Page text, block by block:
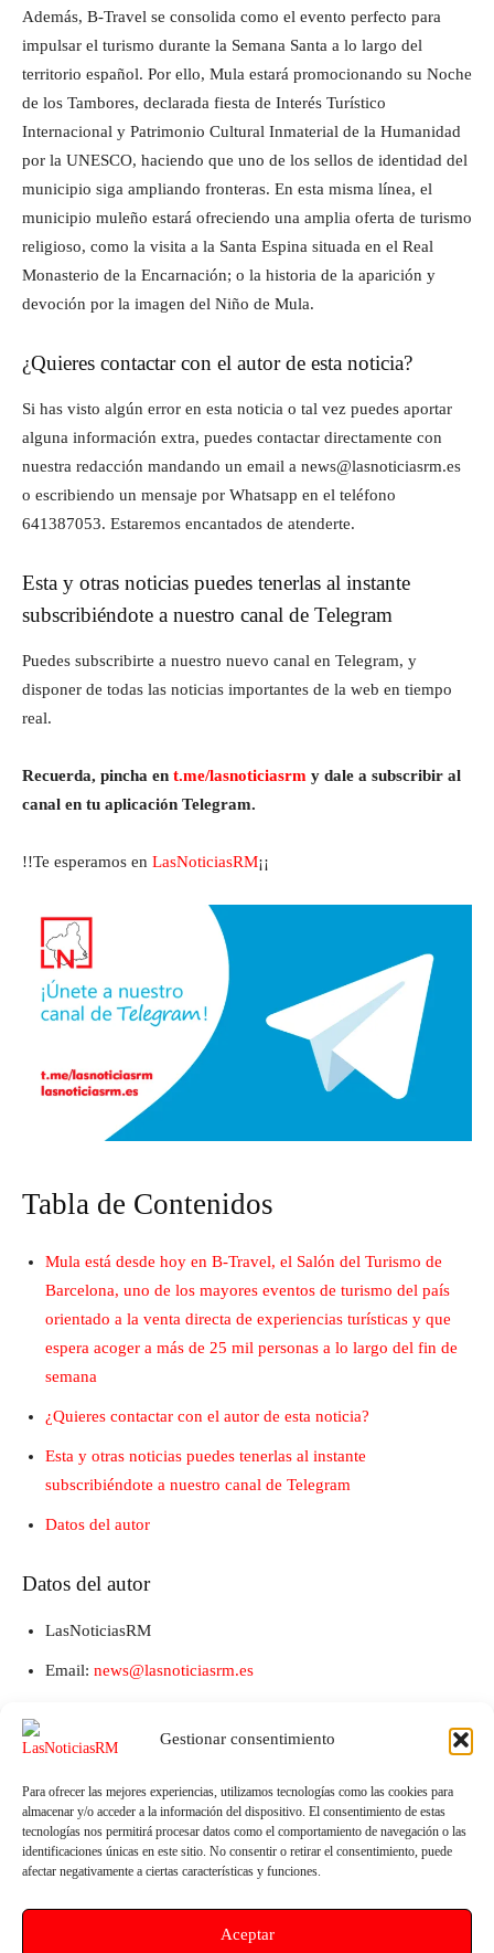
Gestionar consentimiento
Para ofrecer las mejores experiencias, utilizamos tecnologías como las cookies para
almacenar y/o acceder a la información del dispositivo. El consentimiento de estas
tecnologías nos permitirá procesar datos como el comportamiento de navegación o las
identificaciones únicas en este sitio. No consentir o retirar el consentimiento, puede
afectar negativamente a ciertas características y funciones.
Aceptar
Además, B-Travel se consolida como el evento perfecto para
impulsar el turismo durante la Semana Santa a lo largo del
territorio español. Por ello, Mula estará promocionando su Noche
de los Tambores, declarada fiesta de Interés Turístico
Internacional y Patrimonio Cultural Inmaterial de la Humanidad
por la UNESCO, haciendo que uno de los sellos de identidad del
municipio siga ampliando fronteras. En esta misma línea, el
municipio muleño estará ofreciendo una amplia oferta de turismo
religioso, como la visita a la Santa Espina situada en el Real
Monasterio de la Encarnación; o la historia de la aparición y
devoción por la imagen del Niño de Mula.
¿Quieres contactar con el autor de esta noticia?
Si has visto algún error en esta noticia o tal vez puedes aportar
alguna información extra, puedes contactar directamente con
nuestra redacción mandando un email a news@lasnoticiasrm.es
o escribiendo un mensaje por Whatsapp en el teléfono
641387053. Estaremos encantados de atenderte.
Esta y otras noticias puedes tenerlas al instante
subscribiéndote a nuestro canal de Telegram
Puedes subscribirte a nuestro nuevo canal en Telegram, y
disponer de todas las noticias importantes de la web en tiempo
real.
Recuerda, pincha en t.me/lasnoticiasrm y dale a subscribir al
canal en tu aplicación Telegram.
!!Te esperamos en LasNoticiasRM¡¡
Tabla de Contenidos
Mula está desde hoy en B-Travel, el Salón del Turismo de
Barcelona, uno de los mayores eventos de turismo del país
orientado a la venta directa de experiencias turísticas y que
espera acoger a más de 25 mil personas a lo largo del fin de
semana
¿Quieres contactar con el autor de esta noticia?
Esta y otras noticias puedes tenerlas al instante
subscribiéndote a nuestro canal de Telegram
Datos del autor
Datos del autor
LasNoticiasRM
Email: news@lasnoticiasrm.es